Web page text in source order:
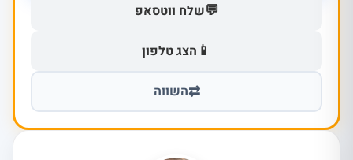
💬שלח ווטסאפ
📱 הצג טלפון
⇄השווה